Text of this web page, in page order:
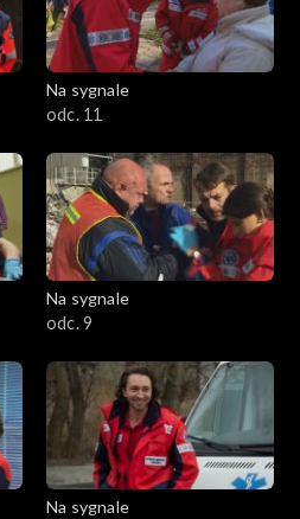
Na sygnale
odc. 11
Na sygnale
odc. 9
Na sygnale